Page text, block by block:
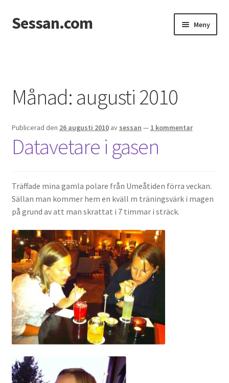
Hoppa
till
Hoppa
till
Sessan.com Meny
Integritetspolicy
Jessicas & Marcus bröllop
Ett helt fantastiskt bröllop!
Förlovning
Från Photoboothet
Gästgalleri
Information
Klädkod: Mörk kostym
Vigseln: Maria Magdalena Kyrka
Festen: Villa Ludvigsberg
Toastmaster
Månad: augusti 2010
Publicerad den 26 augusti 2010 av sessan — 1 kommentar
Datavetare i gasen
Träffade mina gamla polare från Umeåtiden förra veckan.
Sällan man kommer hem en kväll m träningsvärk i magen
på grund av att man skrattat i 7 timmar i sträck.